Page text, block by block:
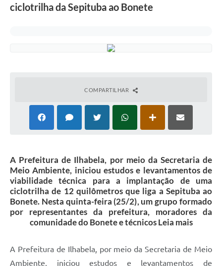
ciclotrilha da Sepituba ao Bonete
COMPARTILHAR
A Prefeitura de Ilhabela, por meio da Secretaria de
Meio Ambiente, iniciou estudos e levantamentos de
viabilidade técnica para a implantação de uma
ciclotrilha de 12 quilômetros que liga a Sepituba ao
Bonete. Nesta quinta-feira (25/2), um grupo formado
por representantes da prefeitura, moradores da
comunidade do Bonete e técnicos Leia mais
A Prefeitura de Ilhabela, por meio da Secretaria de Meio
Ambiente, iniciou estudos e levantamentos de